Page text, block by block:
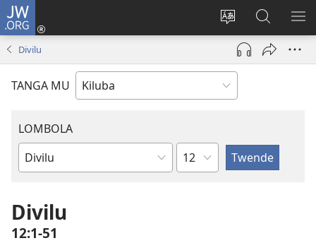
JW.ORG
Shinta
ludimi
lwa
diteba
Twela
(opens
window)
Kukimba
pa
JW.ORG
Divilu
TANGA MU
LOMBOLA
Mukanda
mu
Bible
Shapita
Divilu
12:1-51